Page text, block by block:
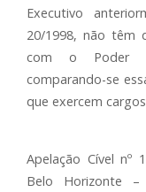
Executivo
20/1998, não têm
com o Poder
comparando-se
que exercem
Apelação Cível nº
Belo Horizonte